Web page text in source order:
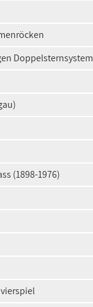
Doppelsternsystem
(1898-1976)